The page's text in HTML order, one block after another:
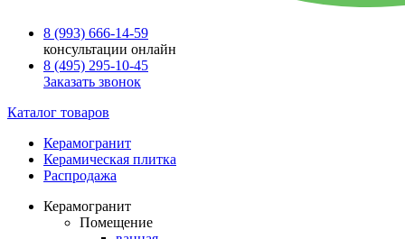
8 (993) 666-14-59
консультации онлайн
8 (495) 295-10-45
Заказать звонок
Каталог товаров
Керамогранит
Керамическая плитка
Распродажа
Керамогранит
Помещение